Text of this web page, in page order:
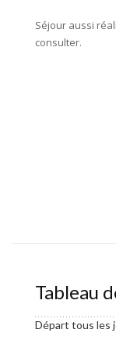
Séjour aussi
consulter.
Tableau
Départ tous les